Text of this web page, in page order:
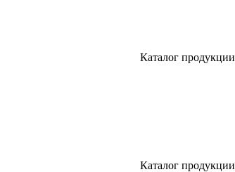
Каталог продукции
Каталог продукции